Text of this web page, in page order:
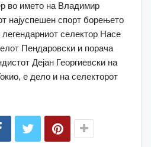
во името на Владимир
најуспешен спорт борењето
селектор Насе
Пендаровски и порача
Дејан Георгиевски на
е дело и на селекторот